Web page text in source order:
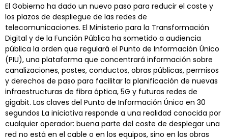
El Gobierno ha dado un nuevo paso para reducir el coste y
los plazos de despliegue de las redes de
telecomunicaciones. El Ministerio para la Transformación
Digital y de la Función Pública ha sometido a audiencia
pública la orden que regulará el Punto de Información Único
(PIU), una plataforma que concentrará información sobre
canalizaciones, postes, conductos, obras públicas, permisos
y derechos de paso para facilitar la planificación de nuevas
infraestructuras de fibra óptica, 5G y futuras redes de
gigabit. Las claves del Punto de Información Único en 30
segundos La iniciativa responde a una realidad conocida por
cualquier operador: buena parte del coste de desplegar una
red no está en el cable o en los equipos, sino en las obras